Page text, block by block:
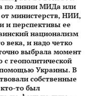
по линии МИДа или
министерств, НИИ,
и перспективы ее
национализм
века, и надо четко
выбрала момент
с геополитической
Украины. В
собственные
то был